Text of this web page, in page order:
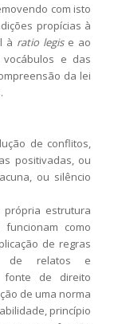
com isto
propícias à
à ratio legise ao
e das
da lei
de conflitos,
positivadas, ou
ou silêncio
própria estrutura
como
de regras
de relatos e
fonte de direito
de uma norma
princípio